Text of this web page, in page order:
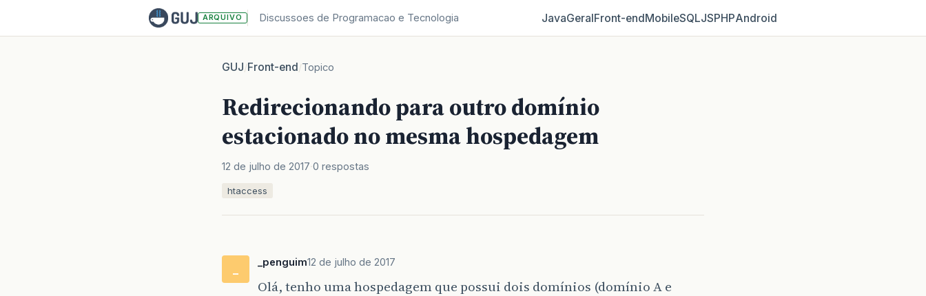
ARQUIVO Discussoes de Programacao e Tecnologia JavaGeralFront‑endMobileSQLJSPHPAndroid
GUJ/Front-end/Topico
Redirecionando para outro domínio
estacionado no mesma hospedagem
12 de julho de 2017 0 respostas
htaccess
_penguim12 de julho de 2017
Olá, tenho uma hospedagem que possui dois domínios (domínio A e